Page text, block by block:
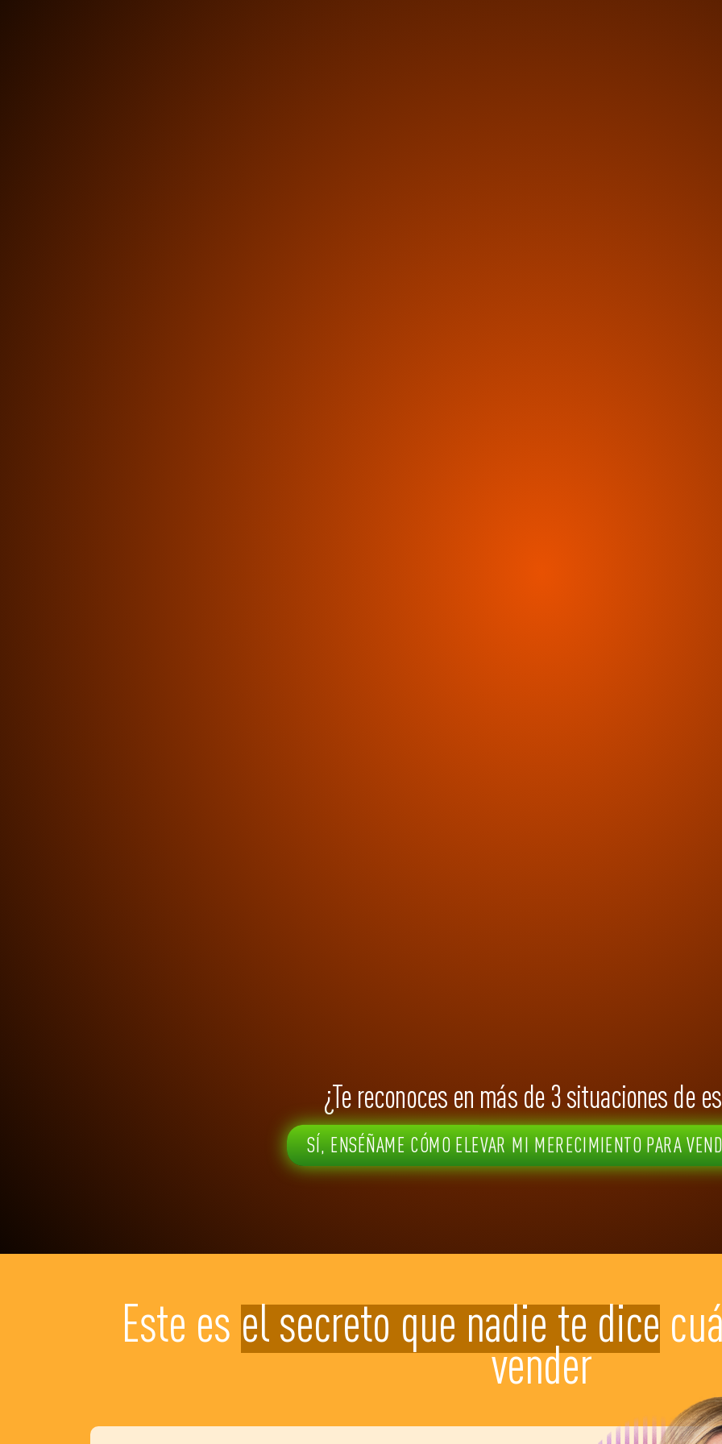
¿Te reconoces en más de 3 situaciones de
SÍ, ENSÉÑAME CÓMO ELEVAR MI MERECIMIENTO PARA
Este esel secreto que nadie te dice
vender